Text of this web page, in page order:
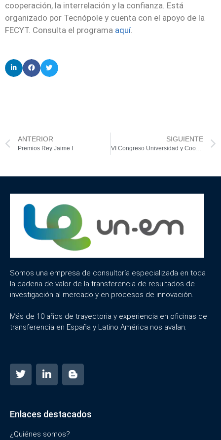
cooperación, la interrelación y la confianza. Está
organizado por Tecnópole y cuenta con el apoyo de la
FECYT. Consulta el programa aquí.
ANTERIOR
Premios Rey Jaime I
SIGUIENTE
VI Congreso Universidad y Cooperación al Desarrollo
Somos una empresa de consultoría especializada en toda
la cadena de valor de la transferencia de resultados de
investigación al mercado y en procesos de innovación.
Más de 10 años de trayectoria y experiencia en oficinas de
transferencia en España y Latino América nos avalan.
Enlaces destacados
¿Quiénes somos?